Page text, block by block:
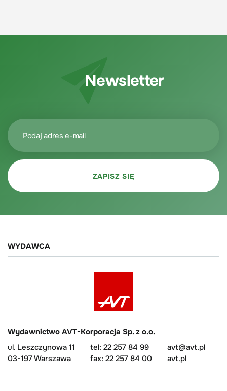
Newsletter
WYDAWCA
Wydawnictwo AVT-Korporacja Sp. z o.o.
ul. Leszczynowa 11
03-197 Warszawa
tel: 22 257 84 99
fax: 22 257 84 00
avt@avt.pl
avt.pl